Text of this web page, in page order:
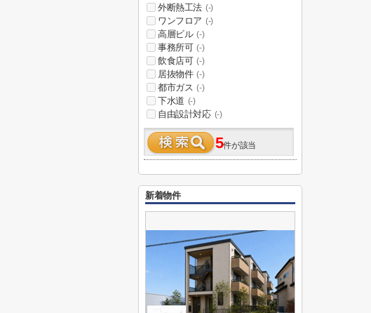
外断熱工法 (-)
ワンフロア (-)
高層ビル (-)
事務所可 (-)
飲食店可 (-)
居抜物件 (-)
都市ガス (-)
下水道 (-)
自由設計対応 (-)
5件が該当
新着物件